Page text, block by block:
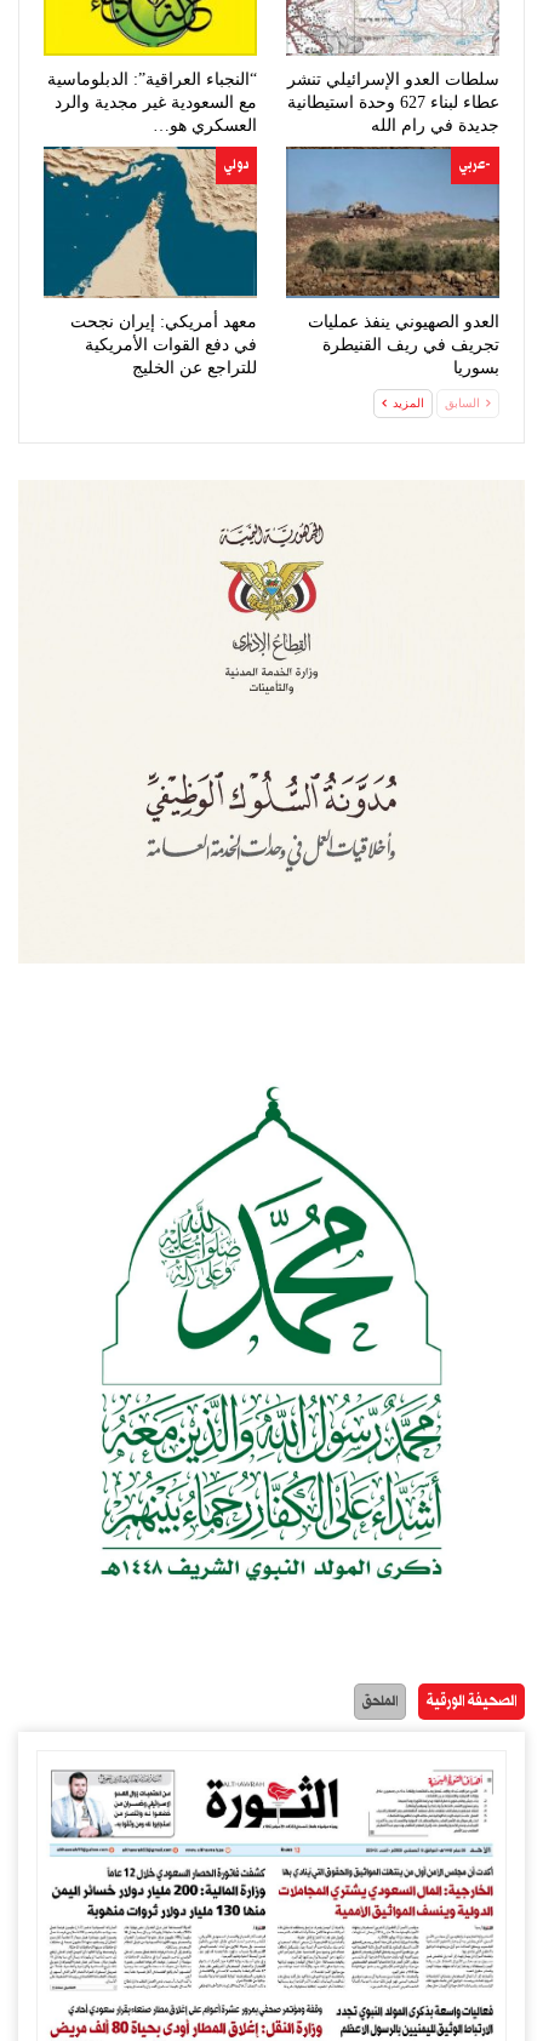
سلطات العدو الإسرائيلي تنشر
عطاء لبناء 627 وحدة استيطانية
جديدة في رام الله
“النجباء العراقية”: الدبلوماسية
مع السعودية غير مجدية والرد
العسكري هو…
-عربي
العدو الصهيوني ينفذ عمليات
تجريف في ريف القنيطرة
بسوريا
دولي
معهد أمريكي: إيران نجحت
في دفع القوات الأمريكية
للتراجع عن الخليج
السابق المزيد
الصحيفة الورقية الملحق